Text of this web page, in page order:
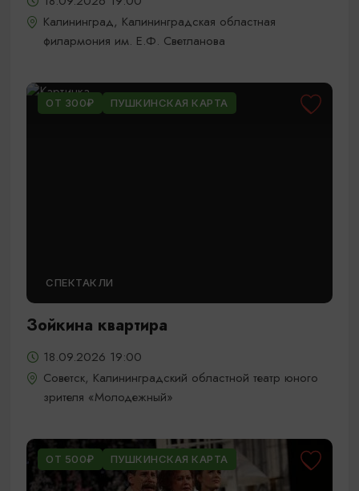
Калининград, Калининградская областная
филармония им. Е.Ф. Светланова
ОТ 300₽ ПУШКИНСКАЯ КАРТА
СПЕКТАКЛИ
Зойкина квартира
18.09.2026 19:00
Советск, Калининградский областной театр юного
зрителя «Молодежный»
ОТ 500₽ ПУШКИНСКАЯ КАРТА